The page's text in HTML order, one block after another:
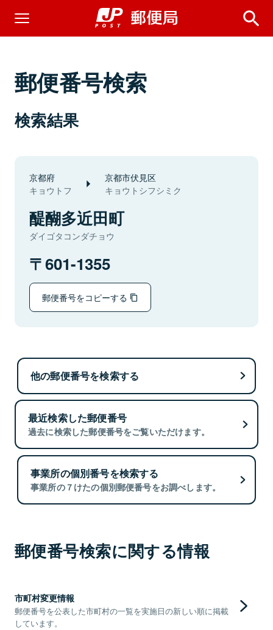
郵便番号検索
検索結果
京都府
キョウトフ
京都市伏見区
キョウトシフシミク
醍醐多近田町
ダイゴタコンダチョウ
601-1355
郵便番号をコピーする
他の郵便番号を検索する
最近検索した郵便番号
過去に検索した郵便番号をご覧いただけます。
事業所の個別番号を検索する
事業所の７けたの個別郵便番号をお調べします。
郵便番号検索に関する情報
市町村変更情報
郵便番号を公表した市町村の一覧を実施日の新しい順に掲載
しています。